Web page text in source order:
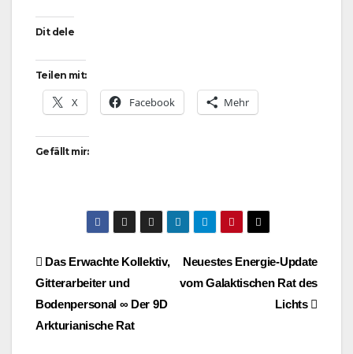
Dit dele
Teilen mit:
X Facebook Mehr
Gefällt mir:
Beitragsnavigation
Neuestes Energie-Update
vom Galaktischen Rat des
Lichts
Das Erwachte Kollektiv,
Gitterarbeiter und
Bodenpersonal ∞ Der 9D
Arkturianische Rat